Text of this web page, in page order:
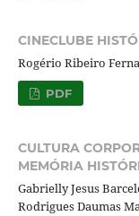
CINECLUBE
Rogério Ribeiro
PDF
CULTURA
MEMÓRIA
Gabrielly Jesus
Rodrigues Daumas